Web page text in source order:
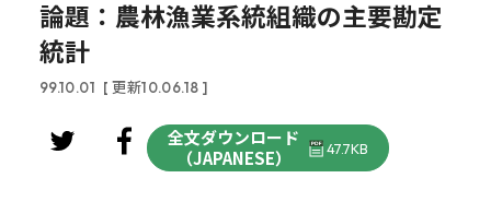
論題：農林漁業系統組織の主要勘定
統計
99.10.01 [ 更新10.06.18 ]
全文ダウンロード
（JAPANESE）
47.7KB